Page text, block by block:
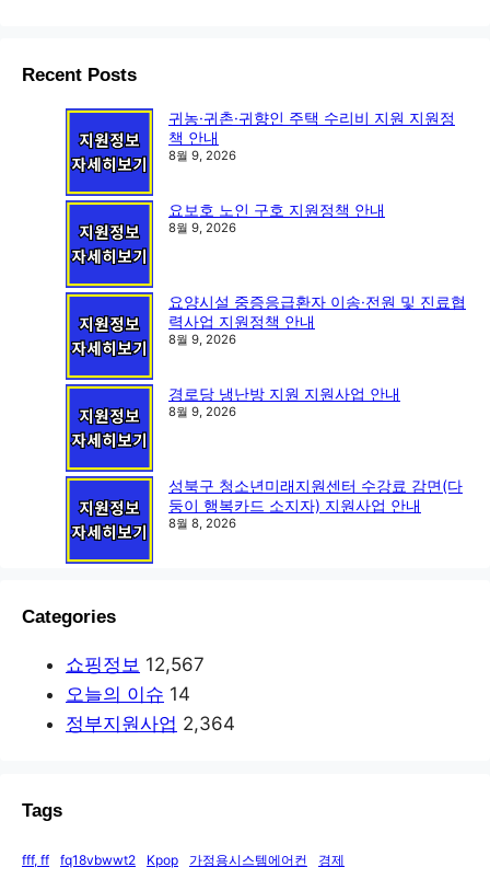
Recent Posts
귀농·귀촌·귀향인 주택 수리비 지원 지원정
책 안내
8월 9, 2026
요보호 노인 구호 지원정책 안내
8월 9, 2026
요양시설 중증응급환자 이송·전원 및 진료협
력사업 지원정책 안내
8월 9, 2026
경로당 냉난방 지원 지원사업 안내
8월 9, 2026
성북구 청소년미래지원센터 수강료 감면(다
둥이 행복카드 소지자) 지원사업 안내
8월 8, 2026
Categories
쇼핑정보 12,567
오늘의 이슈 14
정부지원사업 2,364
Tags
fff, ff fq18vbwwt2 Kpop 가정용시스템에어컨
경제